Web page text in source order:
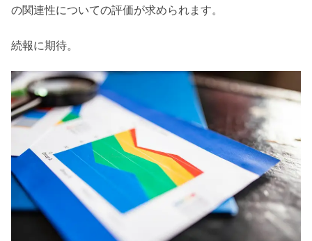
の関連性についての評価が求められます。
続報に期待。